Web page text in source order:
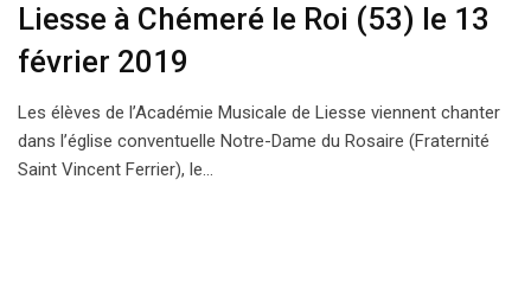
Liesse à Chémeré le Roi (53) le 13
février 2019
Les élèves de l’Académie Musicale de Liesse viennent chanter
dans l’église conventuelle Notre-Dame du Rosaire (Fraternité
Saint Vincent Ferrier), le…